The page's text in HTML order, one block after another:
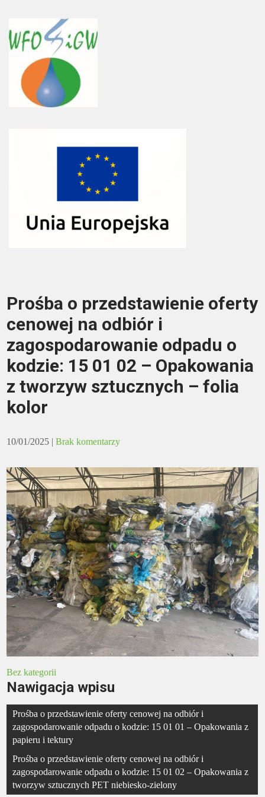
Prośba o przedstawienie oferty
cenowej na odbiór i
zagospodarowanie odpadu o
kodzie: 15 01 02 – Opakowania
z tworzyw sztucznych – folia
kolor
10/01/2025 |Brak komentarzy
Bez kategorii
Nawigacja wpisu
Prośba o przedstawienie oferty cenowej na odbiór i
zagospodarowanie odpadu o kodzie: 15 01 01 – Opakowania z
papieru i tektury
Prośba o przedstawienie oferty cenowej na odbiór i
zagospodarowanie odpadu o kodzie: 15 01 02 – Opakowania z
tworzyw sztucznych PET niebiesko-zielony